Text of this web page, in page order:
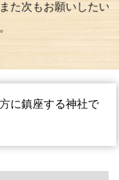
願いしたい
に鎮座する神社で